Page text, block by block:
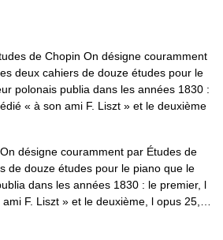
de Chopin On désigne couramment
deux cahiers de douze études pour le
polonais publia dans les années 1830 :
« à son ami F. Liszt » et le deuxième
désigne couramment par Études de
de douze études pour le piano que le
dans les années 1830 : le premier, l
F. Liszt » et le deuxième, l opus 25,…